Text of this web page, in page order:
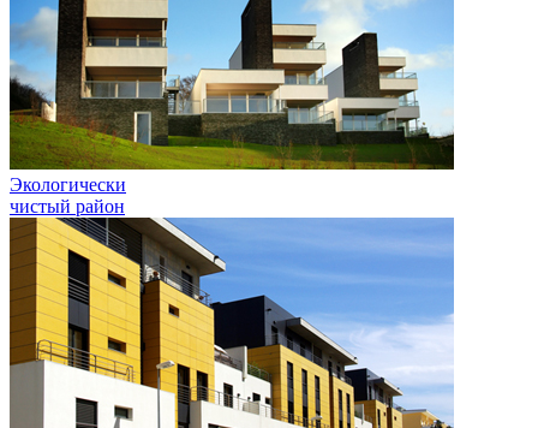
Экологически
чистый район